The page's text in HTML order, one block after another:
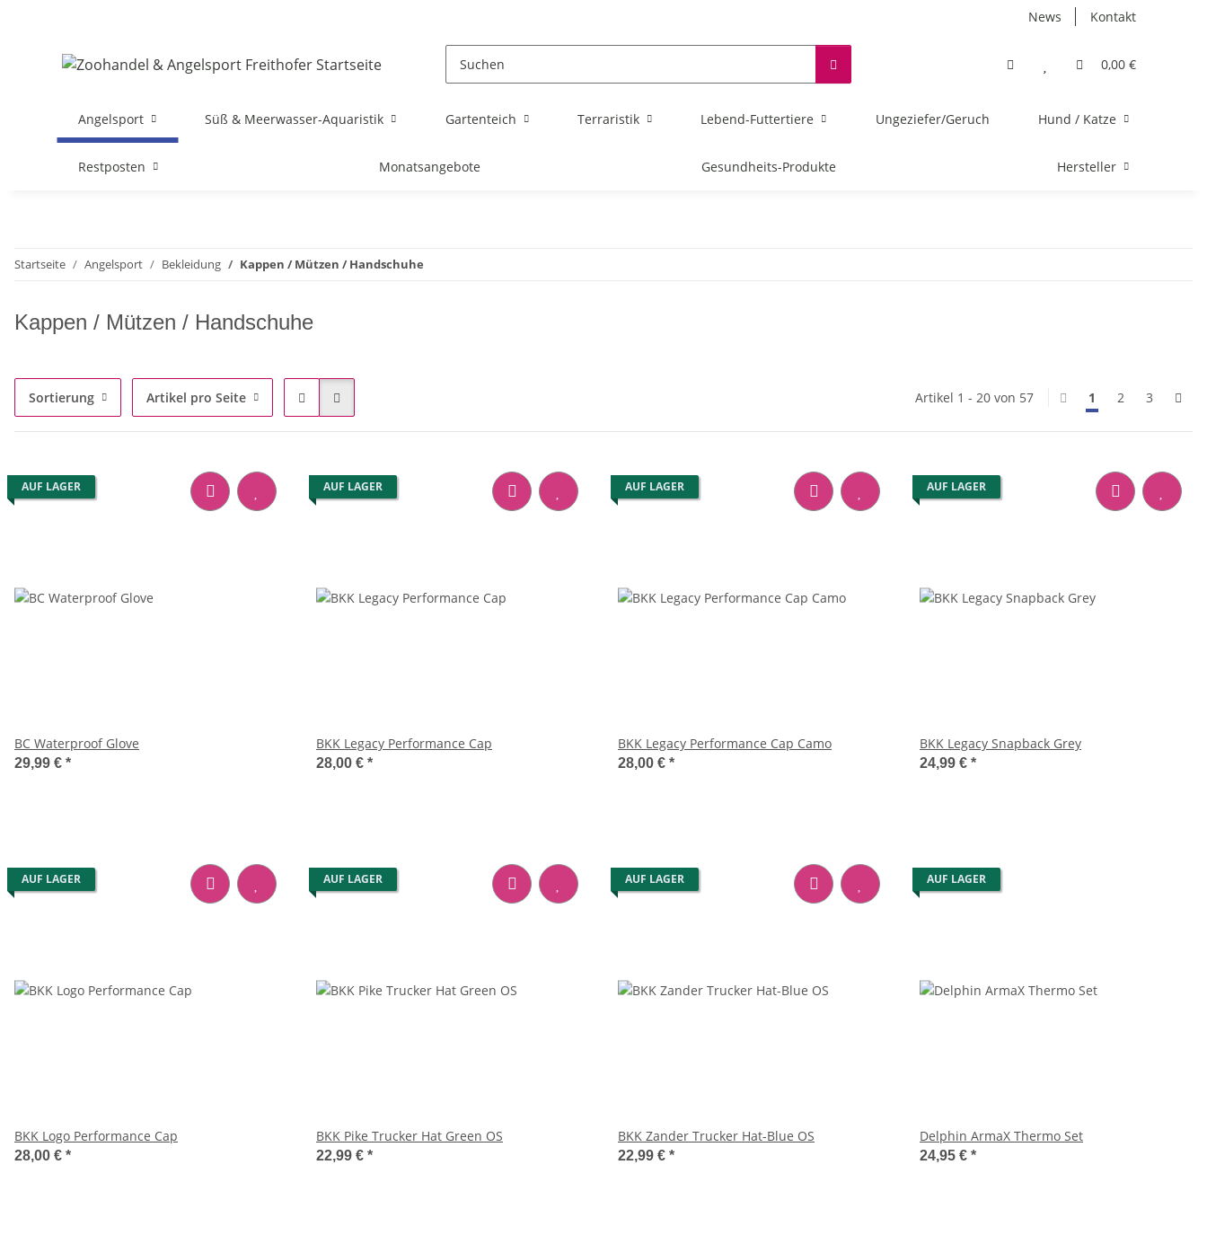
News Kontakt
0,00 €
Angelsport Süß & Meerwasser-Aquaristik Gartenteich Terraristik Lebend-Futtertiere Ungeziefer/Geruch Hund / Katze
Restposten Monatsangebote Gesundheits-Produkte Hersteller
Startseite Angelsport Bekleidung Kappen / Mützen / Handschuhe
Kappen / Mützen / Handschuhe
Sortierung Artikel pro Seite Artikel 1 - 20 von 57 1 2 3
AUF LAGER
BC Waterproof Glove
29,99 € *
AUF LAGER
BKK Legacy Performance Cap
28,00 € *
AUF LAGER
BKK Legacy Performance Cap Camo
28,00 € *
AUF LAGER
BKK Legacy Snapback Grey
24,99 € *
AUF LAGER
BKK Logo Performance Cap
28,00 € *
AUF LAGER
BKK Pike Trucker Hat Green OS
22,99 € *
AUF LAGER
BKK Zander Trucker Hat-Blue OS
22,99 € *
AUF LAGER
Delphin ArmaX Thermo Set
24,95 € *